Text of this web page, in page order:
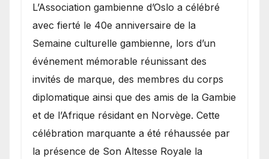
​L’Association gambienne d’Oslo a célébré
avec fierté le 40e anniversaire de la
Semaine culturelle gambienne, lors d’un
événement mémorable réunissant des
invités de marque, des membres du corps
diplomatique ainsi que des amis de la Gambie
et de l’Afrique résidant en Norvège. Cette
célébration marquante a été réhaussée par
la présence de Son Altesse Royale la